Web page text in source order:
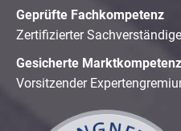
Geprüfte Fachkompetenz
Zertifizierter
Gesicherte Marktkompetenz
Vorsitzender